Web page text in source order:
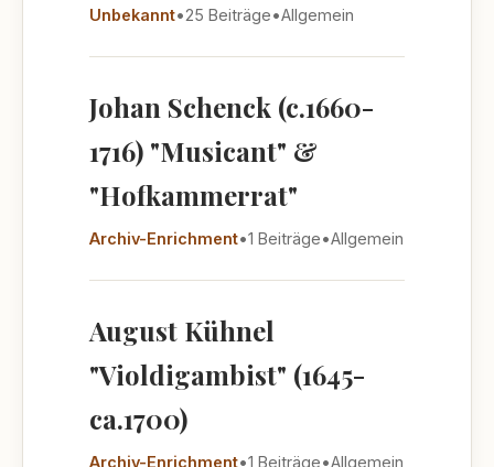
Unbekannt•25 Beiträge•Allgemein
Johan Schenck (c.1660-
1716) "Musicant" &
"Hofkammerrat"
Archiv-Enrichment•1 Beiträge•Allgemein
August Kühnel
"Violdigambist" (1645-
ca.1700)
Archiv-Enrichment•1 Beiträge•Allgemein